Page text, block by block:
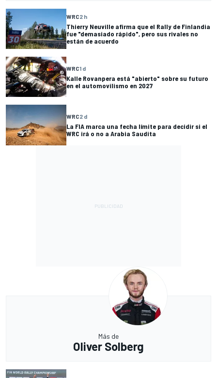
WRC2 h
Thierry Neuville afirma que el Rally de Finlandia
fue "demasiado rápido", pero sus rivales no
están de acuerdo
WRC1 d
Kalle Rovanpera está "abierto" sobre su futuro
en el automovilismo en 2027
WRC2 d
La FIA marca una fecha límite para decidir si el
WRC irá o no a Arabia Saudita
Más de
Oliver Solberg